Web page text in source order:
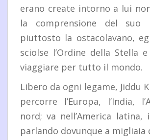
erano create intorno a lui
la comprensione del suo
piuttosto la ostacolavano,
sciolse l’Ordine della Stella
viaggiare per tutto il mondo.
Libero da ogni legame, Jiddu
percorre l’Europa, l’India,
nord; va nell’America latina,
parlando dovunque a migliaia